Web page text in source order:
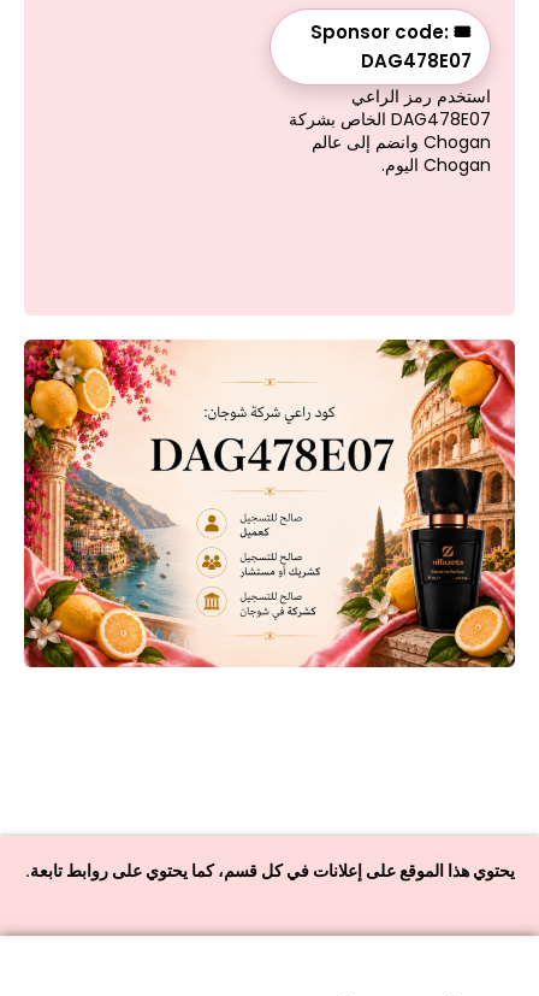
🎟 Sponsor code:
DAG478E07
استخدم رمز الراعي
DAG478E07 الخاص بشركة
Chogan وانضم إلى عالم
Chogan اليوم.
يحتوي هذا الموقع على إعلانات في كل قسم، كما يحتوي على روابط تابعة.